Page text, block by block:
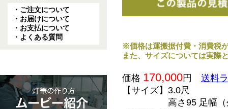
・ご注文について
・お届けについて
・お支払について
・よくある質問
※価格は運搬据付費・消費税
また、サイズについては実際
価格 170,000円 送料
【サイズ】3.0尺
高さ95 足幅（外